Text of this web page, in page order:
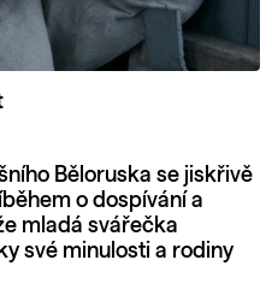
Běloruska se jiskřivě
o dospívání a
mladá svářečka
své minulosti a rodiny